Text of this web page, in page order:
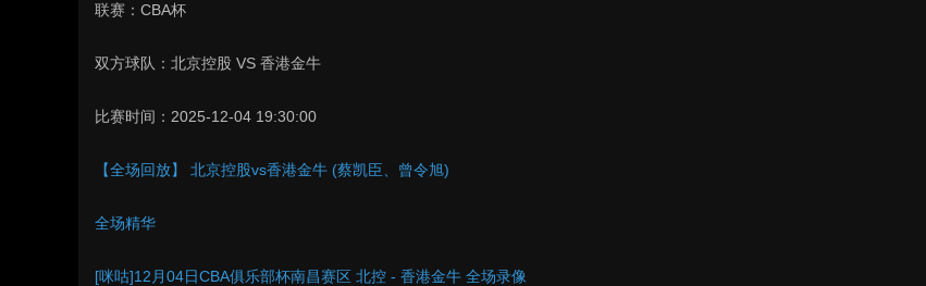
联赛： CBA杯
双方球队： 北京控股 VS 香港金牛
比赛时间： 2025-12-04 19:30:00
【全场回放】 北京控股vs香港金牛 (蔡凯臣、曾令旭)
全场精华
[咪咕]12月04日CBA俱乐部杯南昌赛区 北控 - 香港金牛 全场录像